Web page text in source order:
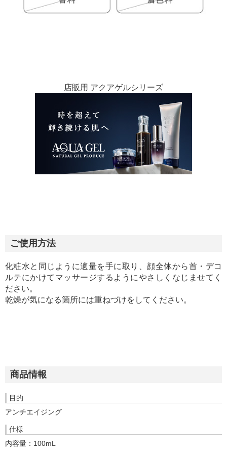
店販用 アクアゲルシリーズ
ご使用方法
化粧水と同じように適量を手に取り、顔全体から首・デコ
ルテにかけてマッサージするようにやさしくなじませてく
ださい。
乾燥が気になる箇所には重ねづけをしてください。
商品情報
目的
アンチエイジング
仕様
内容量：100mL